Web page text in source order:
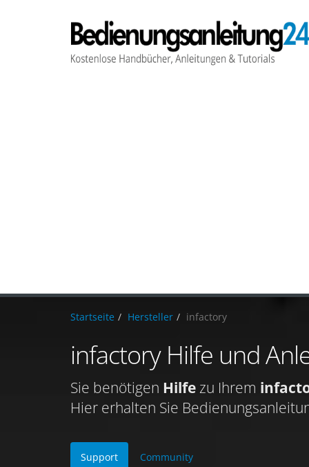
Startseite Hersteller infactory
infactory Hilfe und
Sie benötigen Hilfezu Ihrem
Hier erhalten Sie
Support Community